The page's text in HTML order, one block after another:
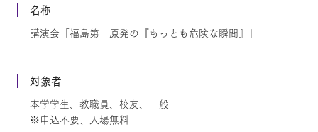
名称
講演会「福島第一原発の『もっとも危険な瞬間』」
対象者
本学学生、教職員、校友、一般
※申込不要、入場無料